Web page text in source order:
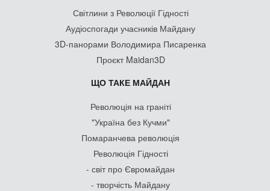
Світлини з Революції Гідності
Аудіоспогади учасників Майдану
3D-панорами Володимира Писаренка
Проєкт Maidan3D
ЩО ТАКЕ МАЙДАН
Революція на граніті
"Україна без Кучми"
Помаранчева революція
Революція Гідності
- світ про Євромайдан
- творчість Майдану